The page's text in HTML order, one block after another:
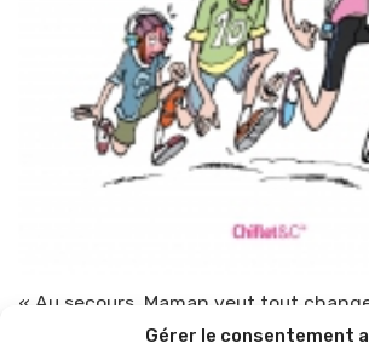
Gérer le consentement
« Au secours, Maman veut tout
TOP-PARENTS 22 mai 2013